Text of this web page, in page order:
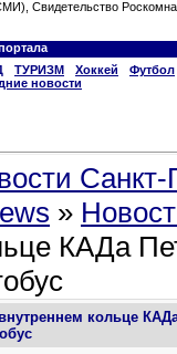
Свидетельство
ТУРИЗМ Хоккей
Футбол
новости
Санкт-
»
КАДа
кольце